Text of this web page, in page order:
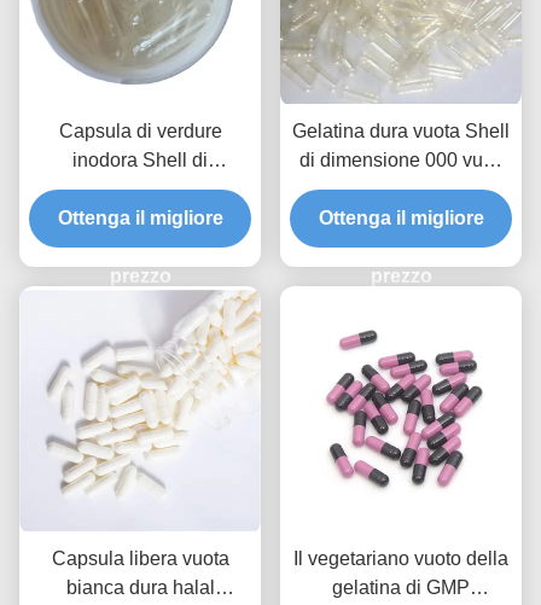
Capsula di verdure
inodora Shell di
dimensione 0 vuoto
trasparente delle capsule
di gel
Ottenga il migliore
prezzo
Gelatina dura vuota Shell
di dimensione 000 vuoti
halal insipidi delle
capsule di gel della
gelatina
Ottenga il migliore
prezzo
Capsula libera vuota
bianca dura halal
Il vegetariano vuoto della
gelatina di GMP